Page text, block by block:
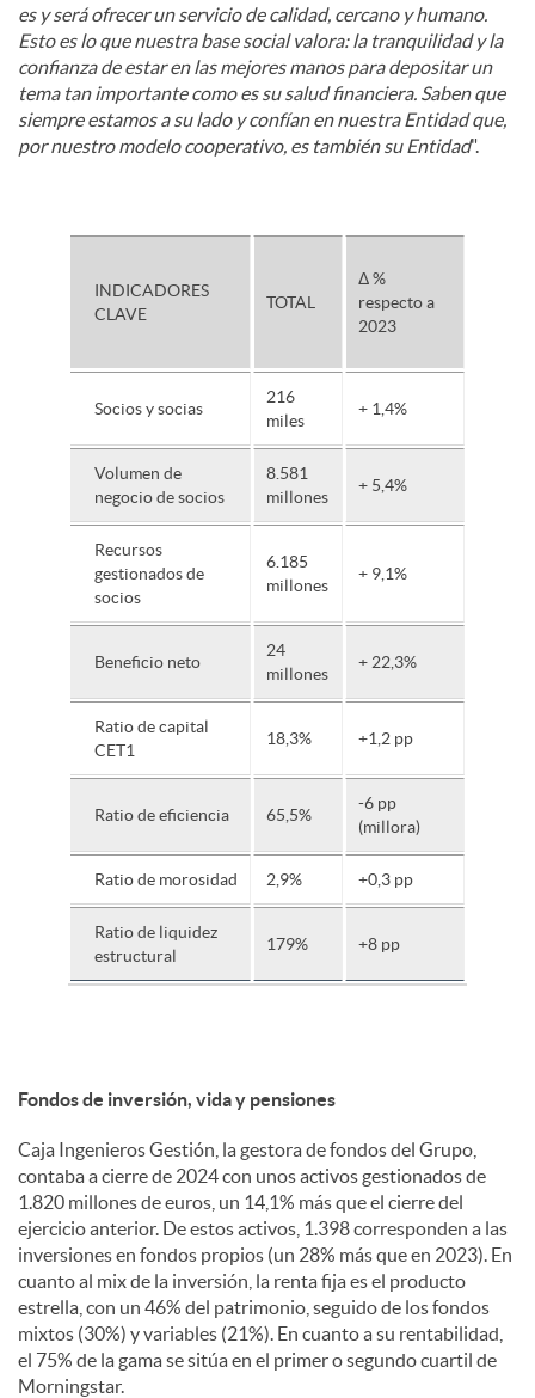
es y será ofrecer un servicio de calidad, cercano y humano.
Esto es lo que nuestra base social valora: la tranquilidad y la
confianza de estar en las mejores manos para depositar un
tema tan importante como es su salud financiera. Saben que
siempre estamos a su lado y confían en nuestra Entidad que,
por nuestro modelo cooperativo, es también su Entidad".
INDICADORES
CLAVE
TOTAL
Δ %
respecto a
2023
Socios y socias
216
miles
+ 1,4%
Volumen de
negocio de socios
8.581
millones
+ 5,4%
Recursos
gestionados de
socios
6.185
millones
+ 9,1%
Beneficio neto
24
millones
+ 22,3%
Ratio de capital
CET1
18,3% +1,2 pp
Ratio de eficiencia 65,5%
-6 pp
(millora)
Ratio de morosidad 2,9% +0,3 pp
Ratio de liquidez
estructural
179% +8 pp
Fondos de inversión, vida y pensiones
Caja Ingenieros Gestión, la gestora de fondos del Grupo,
contaba a cierre de 2024 con unos activos gestionados de
1.820 millones de euros, un 14,1% más que el cierre del
ejercicio anterior. De estos activos, 1.398 corresponden a las
inversiones en fondos propios (un 28% más que en 2023). En
cuanto al mix de la inversión, la renta fija es el producto
estrella, con un 46% del patrimonio, seguido de los fondos
mixtos (30%) y variables (21%). En cuanto a su rentabilidad,
el 75% de la gama se sitúa en el primer o segundo cuartil de
Morningstar.